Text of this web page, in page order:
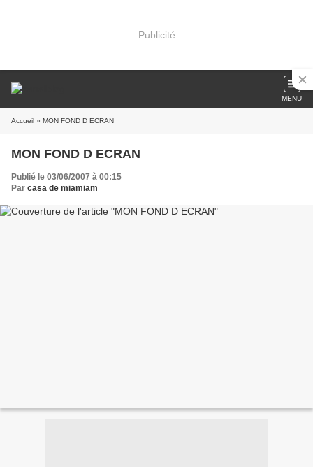
Publicité
MENU
Accueil » MON FOND D ECRAN
MON FOND D ECRAN
Publié le 03/06/2007 à 00:15
Par casa de miamiam